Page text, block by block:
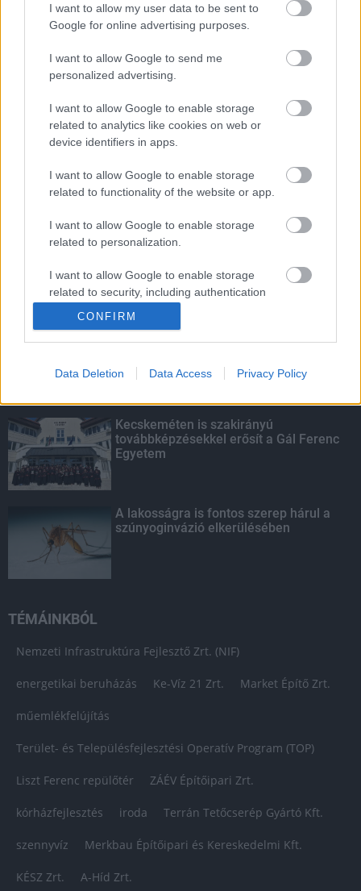
I want to allow my user data to be sent to
Google for online advertising purposes.
I want to allow Google to send me
personalized advertising.
I want to allow Google to enable storage
related to analytics like cookies on web or
device identifiers in apps.
I want to allow Google to enable storage
related to functionality of the website or app.
I want to allow Google to enable storage
related to personalization.
I want to allow Google to enable storage
related to security, including authentication
CONFIRM
Data Deletion Data Access Privacy Policy
Paks II.: Mit jelent az 5. blokk új
mérföldköve a felülvizsgálat
árnyékában?
Fontos a postaládákba költöző
széncinegék védelme
Amire többmillióan vártunk: szombattól
másodfokúra csökken a riasztás
KIEMELT
Megérkezett az eső a Duna
Kecskeméten is szakirányú
továbbképzésekkel erősít a Gál Ferenc
Egyetem
A lakosságra is fontos szerep hárul a
szúnyoginvázió elkerülésében
TÉMÁINKBÓL
Nemzeti Infrastruktúra Fejlesztő Zrt. (NIF)
energetikai beruházás Ke-Víz 21 Zrt. Market Építő Zrt.
műemlékfelújítás
Terület- és Településfejlesztési Operatív Program (TOP)
Liszt Ferenc repülőtér ZÁÉV Építőipari Zrt.
kórházfejlesztés iroda Terrán Tetőcserép Gyártó Kft.
szennyvíz Merkbau Építőipari és Kereskedelmi Kft.
KÉSZ Zrt. A-Híd Zrt.